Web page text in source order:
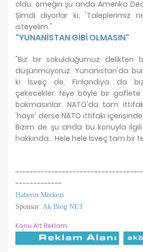
oldu; örneğin şu anda Amerika
Şimdi diyorlar ki; 'Taleplerimiz
isteyelim."
"YUNANİSTAN GİBİ OLMASIN"
"Biz bir sokulduğumuz delikten
düşünmüyoruz. Yunanistan'da
ki İsveç de, Finlandiya da
çekecekler. Niye böyle bir
bakmasınlar. NATO'da tam
'hayır' derse NATO ittifakı
Bizim de şu anda bu konuyla
hakkında... Hele hele İsveç tam bir
-------------
Haberin Merkezi
Sponsor: Ak Blog NET
Konu Alt Reklam